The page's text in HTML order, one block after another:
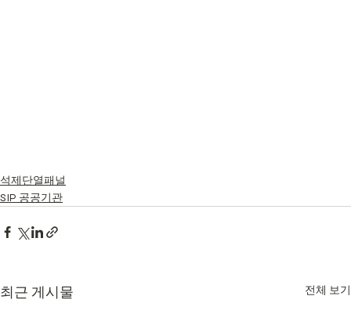
석제단열패널
SIP 공공기관
최근 게시물 전체 보기